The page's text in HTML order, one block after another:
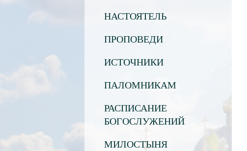
НАСТОЯТЕЛЬ
ПРОПОВЕДИ
ИСТОЧНИКИ
ПАЛОМНИКАМ
РАСПИСАНИЕ
БОГОСЛУЖЕНИЙ
МИЛОСТЫНЯ